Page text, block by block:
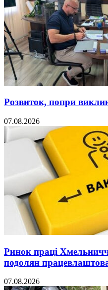
Розвиток, попри
07.08.2026
Ринок праці
подолян
07.08.2026